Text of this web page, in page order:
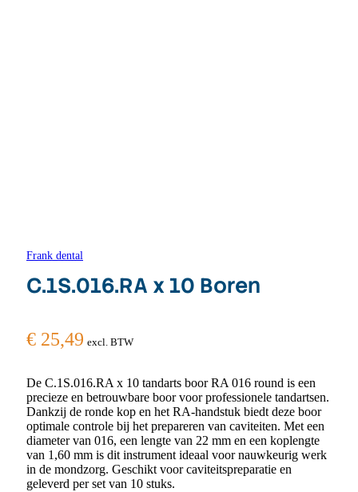
Frank dental
C.1S.016.RA x 10 Boren
€ 25,49 excl. BTW
De C.1S.016.RA x 10 tandarts boor RA 016 round is een
precieze en betrouwbare boor voor professionele tandartsen.
Dankzij de ronde kop en het RA-handstuk biedt deze boor
optimale controle bij het prepareren van caviteiten. Met een
diameter van 016, een lengte van 22 mm en een koplengte
van 1,60 mm is dit instrument ideaal voor nauwkeurig werk
in de mondzorg. Geschikt voor caviteitspreparatie en
geleverd per set van 10 stuks.